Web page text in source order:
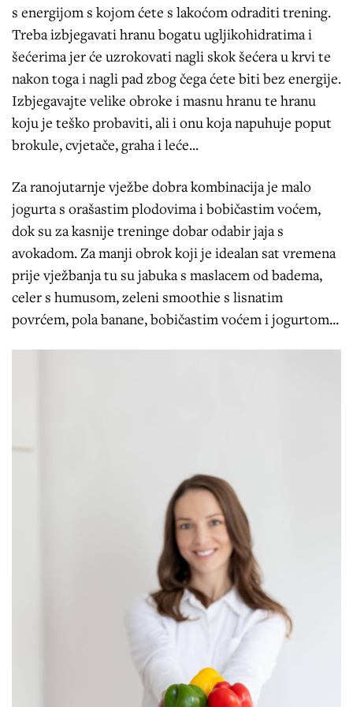
s energijom s kojom ćete s lakoćom odraditi trening.
Treba izbjegavati hranu bogatu ugljikohidratima i
šećerima jer će uzrokovati nagli skok šećera u krvi te
nakon toga i nagli pad zbog čega ćete biti bez energije.
Izbjegavajte velike obroke i masnu hranu te hranu
koju je teško probaviti, ali i onu koja napuhuje poput
brokule, cvjetače, graha i leće...
Za ranojutarnje vježbe dobra kombinacija je malo
jogurta s orašastim plodovima i bobičastim voćem,
dok su za kasnije treninge dobar odabir jaja s
avokadom. Za manji obrok koji je idealan sat vremena
prije vježbanja tu su jabuka s maslacem od badema,
celer s humusom, zeleni smoothie s lisnatim
povrćem, pola banane, bobičastim voćem i jogurtom...